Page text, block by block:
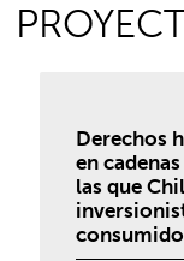
Derechos
en
las que